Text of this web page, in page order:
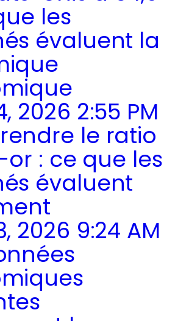
les
évaluent la
2026 2:55 PM
le ratio
: ce que les
évaluent
2026 9:24 AM